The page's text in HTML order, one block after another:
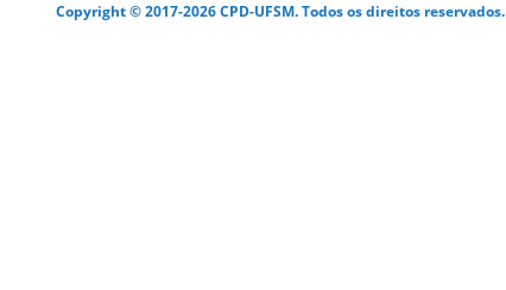
Copyright © 2017-2026 CPD-UFSM. Todos os direitos reservados.